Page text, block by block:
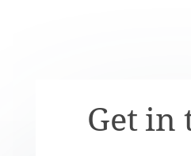
Get in